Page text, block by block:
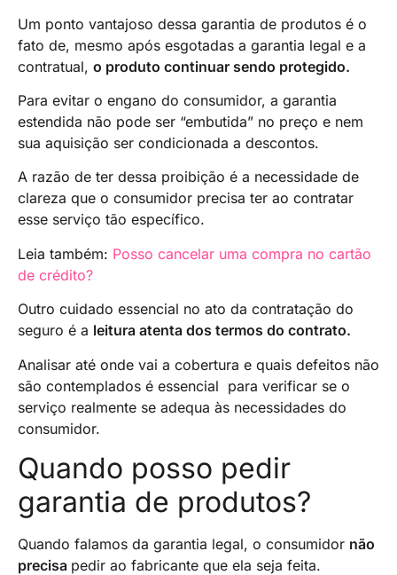
Um ponto vantajoso dessa garantia de produtos é o
fato de, mesmo após esgotadas a garantia legal e a
contratual, o produto continuar sendo protegido.
Para evitar o engano do consumidor, a garantia
estendida não pode ser “embutida” no preço e nem
sua aquisição ser condicionada a descontos.
A razão de ter dessa proibição é a necessidade de
clareza que o consumidor precisa ter ao contratar
esse serviço tão específico.
Leia também: Posso cancelar uma compra no cartão
de crédito?
Outro cuidado essencial no ato da contratação do
seguro é a leitura atenta dos termos do contrato.
Analisar até onde vai a cobertura e quais defeitos não
são contemplados é essencial para verificar se o
serviço realmente se adequa às necessidades do
consumidor.
Quando posso pedir
garantia de produtos?
Quando falamos da garantia legal, o consumidor não
precisa pedir ao fabricante que ela seja feita.